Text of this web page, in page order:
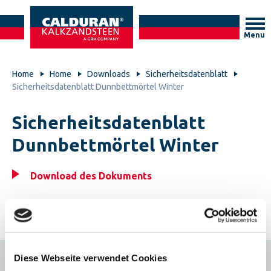
Diese Webseite verwendet Cookies
Menu
Home Home Downloads
Sicherheitsdatenblatt
Sicherheitsdatenblatt Dunnbettmörtel Winter
Sicherheitsdatenblatt
Dunnbettmörtel Winter
Download des Dokuments